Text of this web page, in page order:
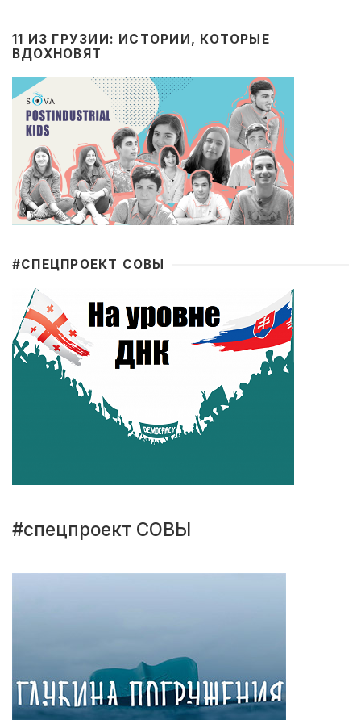
11 ИЗ ГРУЗИИ: ИСТОРИИ, КОТОРЫЕ
ВДОХНОВЯТ
#CПЕЦПРОЕКТ СОВЫ
#спецпроект СОВЫ